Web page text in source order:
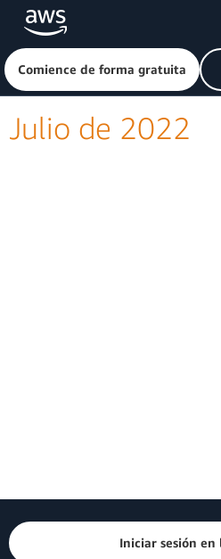
Saltar al contenido principal
Haga clic aquí para volver
Comience de forma gratuita
Julio de 2022
Iniciar sesión en